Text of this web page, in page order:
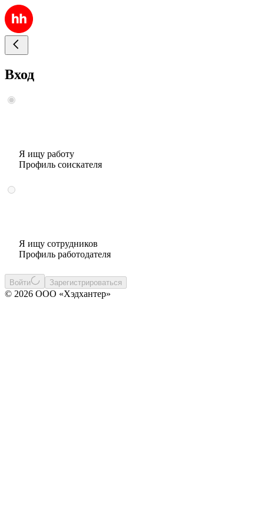
Вход
Я ищу работу
Профиль соискателя
Я ищу сотрудников
Профиль работодателя
Войти Зарегистрироваться
© 2026 ООО «Хэдхантер»